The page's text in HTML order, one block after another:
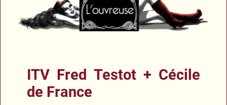
ITV Fred Testot + Cécile
de France